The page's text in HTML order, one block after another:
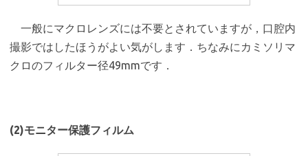
一般にマクロレンズには不要とされていますが，口腔内
撮影ではしたほうがよい気がします．ちなみにカミソリマ
クロのフィルター径49mmです．
(2)モニター保護フィルム